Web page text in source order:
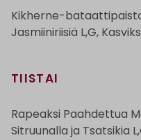
Kikherne-
Jasmiiniriisiä L,G,
TIISTAI
Rapeaksi Paahdettua
Sitruunalla ja Tsatsikia